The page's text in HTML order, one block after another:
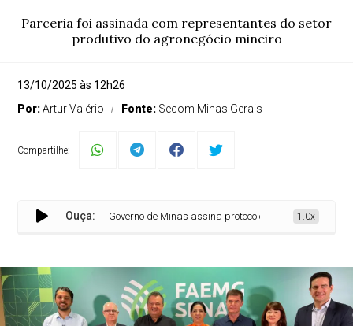
Parceria foi assinada com representantes do setor
produtivo do agronegócio mineiro
13/10/2025 às 12h26
Por:Artur Valério Fonte: Secom Minas Gerais
Compartilhe:
Ouça:Governo de Minas assina protocolo de intenções para
1.0x